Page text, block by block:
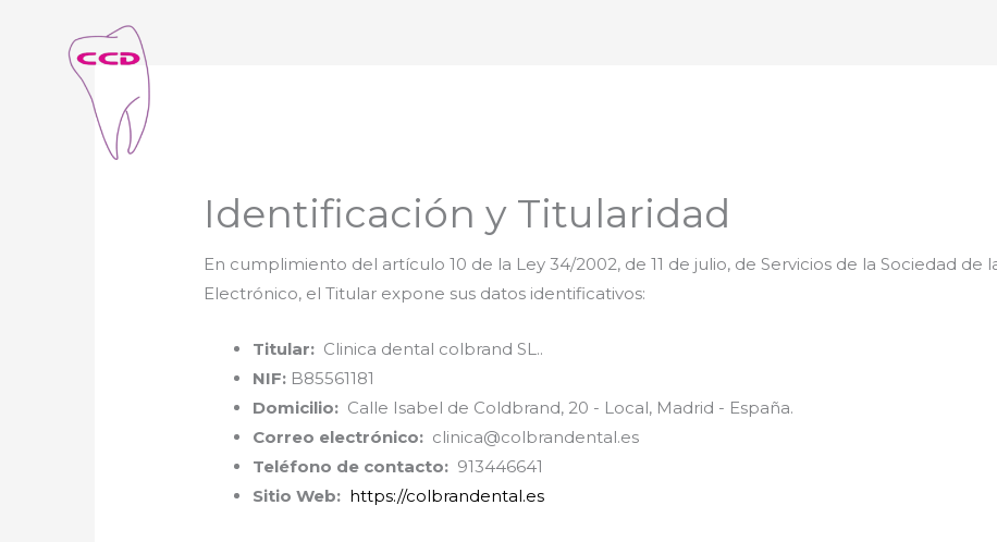
Identificación y Titularidad
En cumplimiento del artículo 10 de la Ley 34/2002, de 11 de julio, de Servicios de la Sociedad de
Electrónico, el Titular expone sus datos identificativos:
Titular: Clinica dental colbrand SL..
NIF: B85561181
Domicilio: Calle Isabel de Coldbrand, 20 - Local, Madrid - España.
Correo electrónico: clinica@colbrandental.es
Teléfono de contacto: 913446641
Sitio Web: https://colbrandental.es